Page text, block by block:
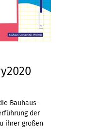
Bauhaus-
der
ihrer großen